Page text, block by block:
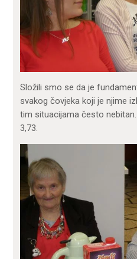
Složili smo se da je
svakog čovjeka koji je njime
tim situacijama često
3,73.